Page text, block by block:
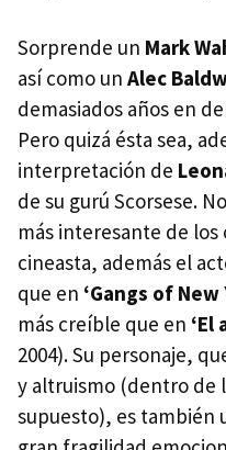
Sorprende un Mark
así como un Alec
demasiados años en
Pero quizá ésta sea,
interpretación de
de su gurú Scorsese.
más interesante de
cineasta, además el
que en ‘Gangs of New
más creíble que en ‘El
2004). Su personaje,
y altruismo (dentro de
supuesto), es también